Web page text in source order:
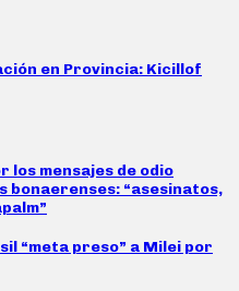
en Provincia: Kicillof
los mensajes de odio
bonaerenses: “asesinatos,
“meta preso” a Milei por